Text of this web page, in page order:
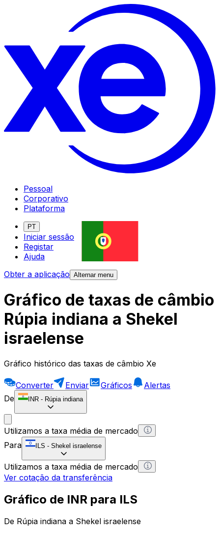
Pessoal
Corporativo
Plataforma
PT
Iniciar sessão
Registar
Ajuda
Obter a aplicação Alternar menu
Gráfico de taxas de câmbio
Rúpia indiana a Shekel
israelense
Gráfico histórico das taxas de câmbio Xe
Converter Enviar Gráficos
Alertas
De
INR - Rúpia indiana
Utilizamos a taxa média de mercado
Para
ILS - Shekel israelense
Utilizamos a taxa média de mercado
Ver cotação da transferência
Gráfico de INR para ILS
De Rúpia indiana a Shekel israelense